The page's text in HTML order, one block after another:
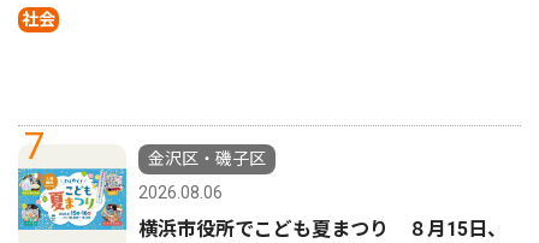
社会
7
金沢区・磯子区
2026.08.06
横浜市役所でこども夏まつり ８月15日、